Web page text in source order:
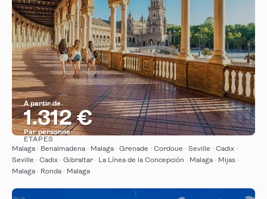
À partir de
1.312 €
Par personne
Afficher
ÉTAPES
Malaga · Benalmadena · Malaga · Grenade · Cordoue · Seville · Cadix ·
Seville · Cadix · Gibraltar · La Línea de la Concepción · Malaga · Mijas ·
Malaga · Ronda · Malaga